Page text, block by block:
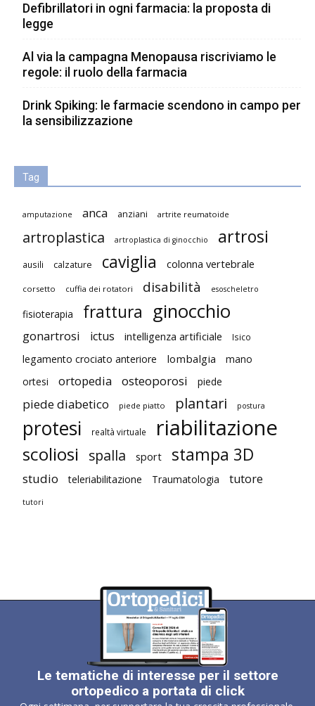
Defibrillatori in ogni farmacia: la proposta di
legge
Al via la campagna Menopausa riscriviamo le
regole: il ruolo della farmacia
Drink Spiking: le farmacie scendono in campo per
la sensibilizzazione
Tag
amputazione anca anziani artrite reumatoide
artroplastica artroplastica di ginocchio artrosi
ausili calzature caviglia colonna vertebrale
corsetto cuffia dei rotatori disabilità esoscheletro
fisioterapia frattura ginocchio
gonartrosi ictus intelligenza artificiale Isico
legamento crociato anteriore lombalgia
mano
ortesi
ortopedia osteoporosi piede
piede diabetico piede piatto plantari postura
protesi realtà virtuale riabilitazione
scoliosi spalla sport stampa 3D
studio teleriabilitazione Traumatologia tutore
tutori
Le tematiche di interesse per il settore
ortopedico a portata di click